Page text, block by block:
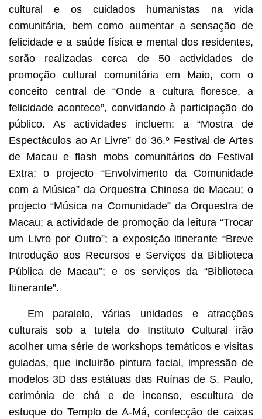
cultural e os cuidados humanistas na vida
comunitária, bem como aumentar a sensação de
felicidade e a saúde física e mental dos residentes,
serão realizadas cerca de 50 actividades de
promoção cultural comunitária em Maio, com o
conceito central de “Onde a cultura floresce, a
felicidade acontece”, convidando à participação do
público. As actividades incluem: a “Mostra de
Espectáculos ao Ar Livre” do 36.º Festival de Artes
de Macau e flash mobs comunitários do Festival
Extra; o projecto “Envolvimento da Comunidade
com a Música” da Orquestra Chinesa de Macau; o
projecto “Música na Comunidade” da Orquestra de
Macau; a actividade de promoção da leitura “Trocar
um Livro por Outro”; a exposição itinerante “Breve
Introdução aos Recursos e Serviços da Biblioteca
Pública de Macau”; e os serviços da “Biblioteca
Itinerante”.
Em paralelo, várias unidades e atracções
culturais sob a tutela do Instituto Cultural irão
acolher uma série de workshops temáticos e visitas
guiadas, que incluirão pintura facial, impressão de
modelos 3D das estátuas das Ruínas de S. Paulo,
cerimónia de chá e de incenso, escultura de
estuque do Templo de A-Má, confecção de caixas